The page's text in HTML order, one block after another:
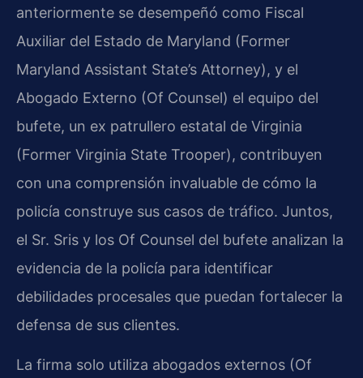
anteriormente se desempeñó como Fiscal
Auxiliar del Estado de Maryland (Former
Maryland Assistant State’s Attorney), y el
Abogado Externo (Of Counsel) el equipo del
bufete, un ex patrullero estatal de Virginia
(Former Virginia State Trooper), contribuyen
con una comprensión invaluable de cómo la
policía construye sus casos de tráfico. Juntos,
el Sr. Sris y los Of Counsel del bufete analizan la
evidencia de la policía para identificar
debilidades procesales que puedan fortalecer la
defensa de sus clientes.
La firma solo utiliza abogados externos (Of